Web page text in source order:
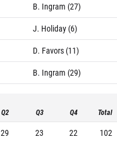
B. Ingram (27)
J. Holiday (6)
D. Favors (11)
B. Ingram (29)
Q2 Q3 Q4 Total
29 23 22
102